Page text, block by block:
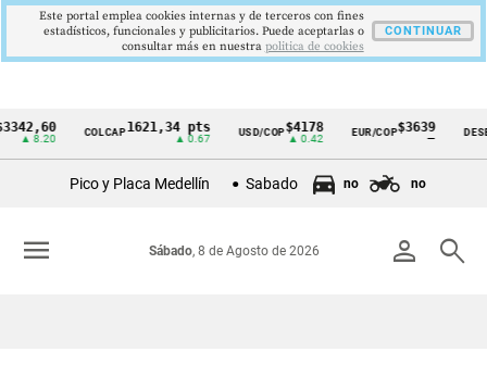
Cintillo
Colombia
COLCAP1621,34 pts USD/COP$4178
▲ 0.42
EUR/COP$3639
—
DESEMPLEO
Pico y Placa Medellín Sabado no no
person search
Sábado, 8 de Agosto de 2026
menu
Este portal emplea cookies internas y de terceros con fines
estadísticos, funcionales y publicitarios. Puede aceptarlas o
consultar más en nuestra politica de cookies
CONTINUAR